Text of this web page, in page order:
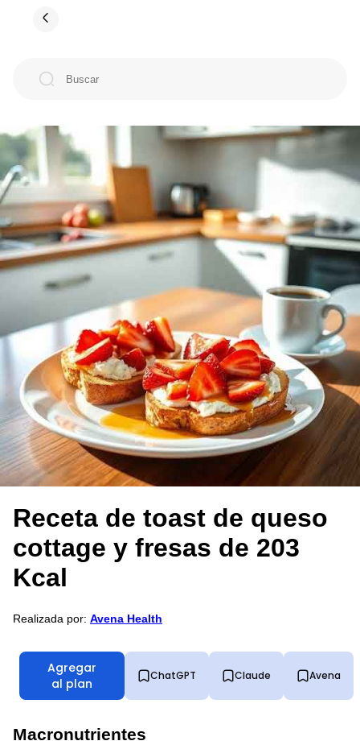
Receta de toast de queso
cottage y fresas de 203
Kcal
Realizada por: Avena Health
Agregar
al plan
ChatGPT Claude Avena
Macronutrientes